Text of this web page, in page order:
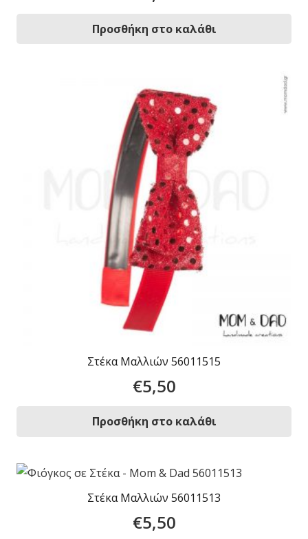
Προσθήκη στο καλάθι
Στέκα Μαλλιών 56011515
€5,50
Προσθήκη στο καλάθι
Στέκα Μαλλιών 56011513
€5,50